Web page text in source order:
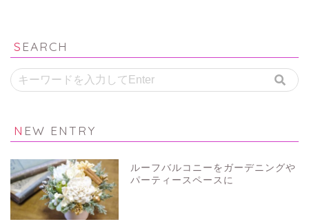
SEARCH
NEW ENTRY
ルーフバルコニーをガーデニングや
パーティースペースに